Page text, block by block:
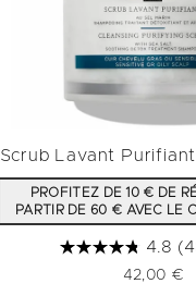
Scrub Lavant
PROFITEZ DE 10 € DE
PARTIR DE 60 € AVEC LE
4.8
42,00 €